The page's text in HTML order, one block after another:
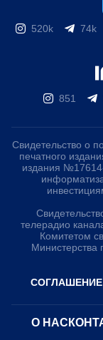
520k 74k
851
Свидетельство о
печатного
издания
телерадио
Комитетом
Министерства
О НАС